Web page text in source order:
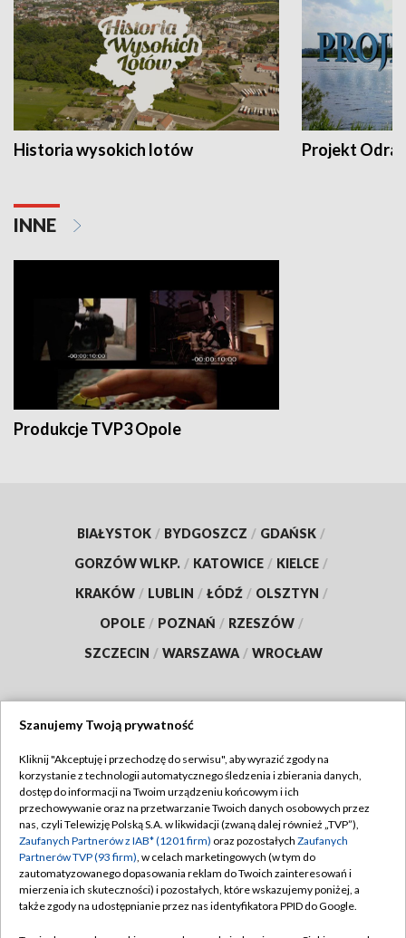
Historia wysokich lotów Projekt Odra
INNE
Produkcje TVP3 Opole
BIAŁYSTOK / BYDGOSZCZ / GDAŃSK /
GORZÓW WLKP. / KATOWICE / KIELCE /
KRAKÓW / LUBLIN / ŁÓDŹ / OLSZTYN /
OPOLE / POZNAŃ / RZESZÓW /
SZCZECIN / WARSZAWA / WROCŁAW
TVP
Abonament TVP
Emisja w TVP
Centrum informacji TVP
Naziemna Telewizja Cyfrowa
Regulamin TVP
Polityka prywatności
Moje zgody
Pomoc
Szanujemy Twoją prywatność
Kliknij "Akceptuję i przechodzę do serwisu", aby wyrazić zgody na
korzystanie z technologii automatycznego śledzenia i zbierania danych,
dostęp do informacji na Twoim urządzeniu końcowym i ich
przechowywanie oraz na przetwarzanie Twoich danych osobowych przez
nas, czyli Telewizję Polską S.A. w likwidacji (zwaną dalej również „TVP”),
Zaufanych Partnerów z IAB* (1201 firm) oraz pozostałych Zaufanych
Partnerów TVP (93 firm), w celach marketingowych (w tym do
zautomatyzowanego dopasowania reklam do Twoich zainteresowań i
mierzenia ich skuteczności) i pozostałych, które wskazujemy poniżej, a
także zgody na udostępnianie przez nas identyfikatora PPID do Google.